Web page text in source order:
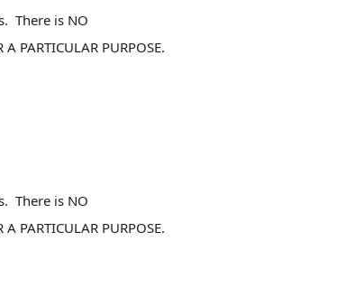
There is NO
PARTICULAR PURPOSE.
There is NO
PARTICULAR PURPOSE.